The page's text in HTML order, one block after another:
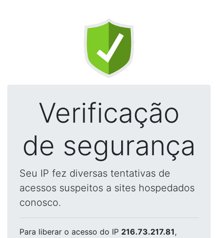
Verificação
de segurança
Seu IP fez diversas tentativas de
acessos suspeitos a sites hospedados
conosco.
Para liberar o acesso do IP 216.73.217.81,